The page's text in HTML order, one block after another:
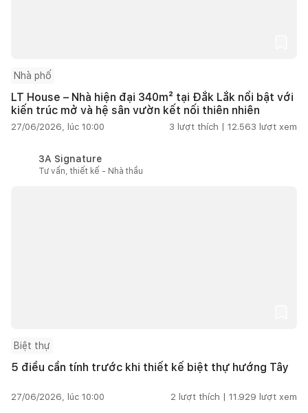
Nhà phố
LT House – Nhà hiện đại 340m² tại Đắk Lắk nổi bật với
kiến trúc mở và hệ sân vườn kết nối thiên nhiên
27/06/2026, lúc 10:00 3 lượt thích | 12.563 lượt xem
3A Signature
Tư vấn, thiết kế - Nhà thầu
Biệt thự
5 điều cần tính trước khi thiết kế biệt thự hướng Tây
27/06/2026, lúc 10:00 2 lượt thích | 11.929 lượt xem